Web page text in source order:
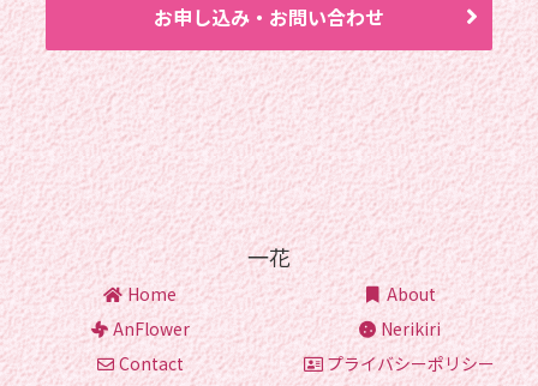
お申し込み・お問い合わせ
一花
Home
About
AnFlower
Nerikiri
Contact
プライバシーポリシー